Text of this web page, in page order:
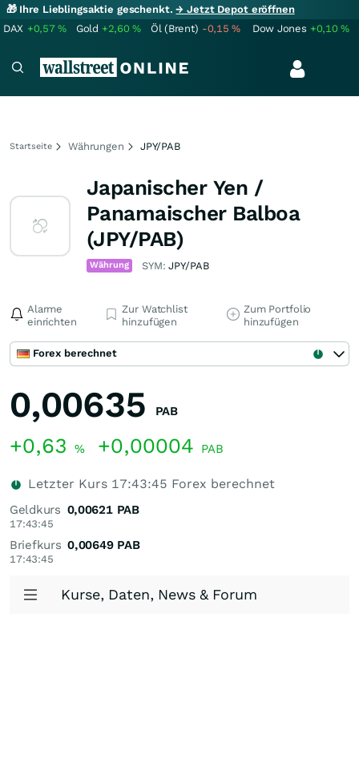
🎁 Ihre Lieblingsaktie geschenkt.→ Jetzt Depot eröffnen
DAX +0,57% Gold +2,60% Öl (Brent) -0,15% Dow Jones +0,10%
Startseite Währungen JPY/PAB
Japanischer Yen /
Panamaischer Balboa
(JPY/PAB)
Währung SYM:JPY/PAB
Alarme
einrichten
Zur Watchlist
hinzufügen
Zum Portfolio
hinzufügen
Forex berechnet
0,00635 PAB
+0,63 % +0,00004 PAB
Letzter Kurs 17:43:45 Forex berechnet
Geldkurs
17:43:45
0,00621 PAB
Briefkurs
17:43:45
0,00649 PAB
Kurse, Daten, News & Forum